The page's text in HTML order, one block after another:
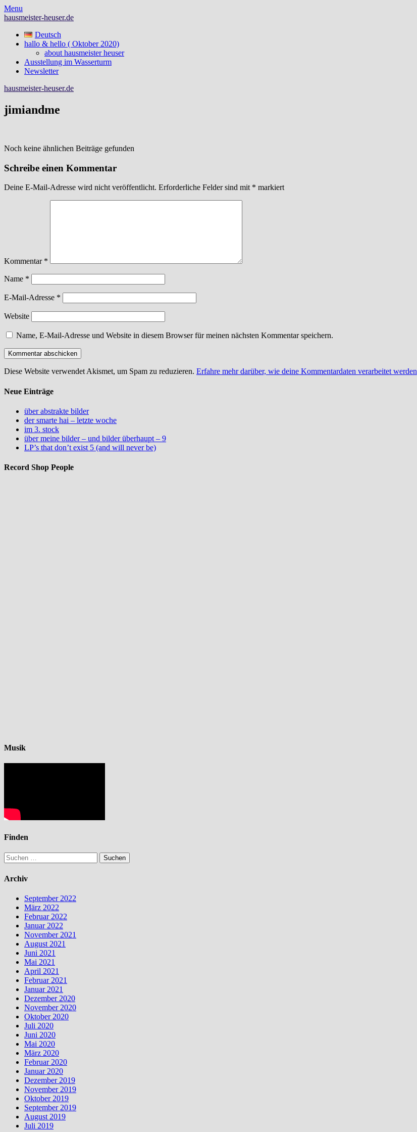
Skip
to
Menu
hausmeister-heuser.de
Deutsch
hallo & hello ( Oktober 2020)
about hausmeister heuser
Ausstellung im Wasserturm
Newsletter
hausmeister-heuser.de
jimiandme
Noch keine ähnlichen Beiträge gefunden
Schreibe einen Kommentar
Deine E-Mail-Adresse wird nicht veröffentlicht. Erforderliche Felder sind mit * markiert
Kommentar *
Name *
E-Mail-Adresse *
Website
Name, E-Mail-Adresse und Website in diesem Browser für meinen nächsten Kommentar speichern.
Diese Website verwendet Akismet, um Spam zu reduzieren. Erfahre mehr darüber, wie deine Kommentardaten verarbeitet werden
Neue Einträge
über abstrakte bilder
der smarte hai – letzte woche
im 3. stock
über meine bilder – und bilder überhaupt – 9
LP’s that don’t exist 5 (and will never be)
Record Shop People
Musik
Finden
Suchen
nach:
Archiv
September 2022
März 2022
Februar 2022
Januar 2022
November 2021
August 2021
Juni 2021
Mai 2021
April 2021
Februar 2021
Januar 2021
Dezember 2020
November 2020
Oktober 2020
Juli 2020
Juni 2020
Mai 2020
März 2020
Februar 2020
Januar 2020
Dezember 2019
November 2019
Oktober 2019
September 2019
August 2019
Juli 2019